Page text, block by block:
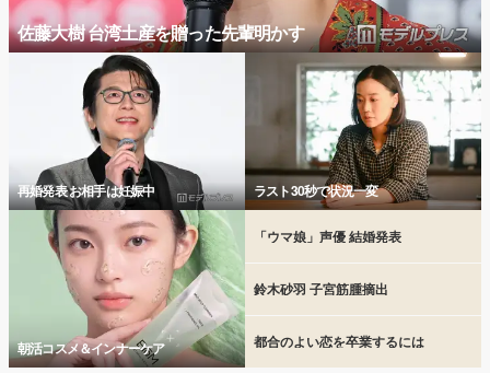
佐藤大樹 台湾土産を贈った先輩明かす
再婚発表 お相手は妊娠中 ラスト30秒で状況一変
朝活コスメ＆インナーケア
「ウマ娘」声優 結婚発表
鈴木砂羽 子宮筋腫摘出
都合のよい恋を卒業するには